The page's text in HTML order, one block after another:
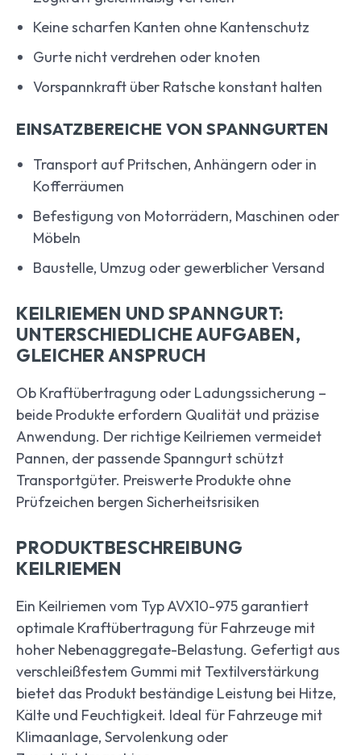
Keine scharfen Kanten ohne Kantenschutz
Gurte nicht verdrehen oder knoten
Vorspannkraft über Ratsche konstant halten
EINSATZBEREICHE VON SPANNGURTEN
Transport auf Pritschen, Anhängern oder in
Kofferräumen
Befestigung von Motorrädern, Maschinen oder
Möbeln
Baustelle, Umzug oder gewerblicher Versand
KEILRIEMEN UND SPANNGURT:
UNTERSCHIEDLICHE AUFGABEN,
GLEICHER ANSPRUCH
Ob Kraftübertragung oder Ladungssicherung –
beide Produkte erfordern Qualität und präzise
Anwendung. Der richtige Keilriemen vermeidet
Pannen, der passende Spanngurt schützt
Transportgüter. Preiswerte Produkte ohne
Prüfzeichen bergen Sicherheitsrisiken
PRODUKTBESCHREIBUNG
KEILRIEMEN
Ein Keilriemen vom Typ AVX10-975 garantiert
optimale Kraftübertragung für Fahrzeuge mit
hoher Nebenaggregate-Belastung. Gefertigt aus
verschleißfestem Gummi mit Textilverstärkung
bietet das Produkt beständige Leistung bei Hitze,
Kälte und Feuchtigkeit. Ideal für Fahrzeuge mit
Klimaanlage, Servolenkung oder